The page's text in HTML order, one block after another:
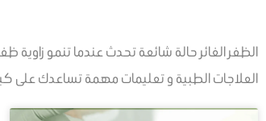
الظفر الغائر حالة شائعة تحدث عندما تنمو زاوية
العلاجات الطبية و تعليمات مهمة تساعدك على